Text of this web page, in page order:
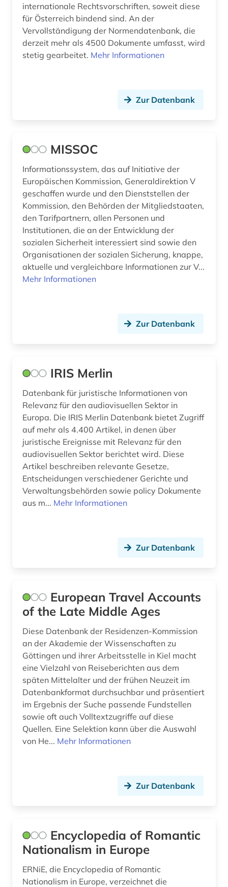
romantik (1)
rundfunk (1)
serbien (1)
soziale sicherheit (1)
soziale situation (1)
sozialgeschichte 1918-1982 (1)
sozialwesen (1)
sozialwissenschaften (1)
spinnen (1)
sprachwissenschaft (1)
statistik (6)
statistiken (1)
steuerrecht (3)
stipendien (1)
studium (1)
tanz (1)
theater (1)
theatergeschichte (1)
theologie (1)
thesaurus (2)
topographische karte (1)
tradition (1)
transferprozess (1)
transport (1)
türkei (2)
umweltrecht (1)
unternehmensstruktur (1)
internationale Rechtsvorschriften, soweit diese
für Österreich bindend sind. An der
Vervollständigung der Normendatenbank, die
derzeit mehr als 4500 Dokumente umfasst, wird
stetig gearbeitet. Mehr Informationen
Zur Datenbank
MISSOC
Informationssystem, das auf Initiative der
Europäischen Kommission, Generaldirektion V
geschaffen wurde und den Dienststellen der
Kommission, den Behörden der Mitgliedstaaten,
den Tarifpartnern, allen Personen und
Institutionen, die an der Entwicklung der
sozialen Sicherheit interessiert sind sowie den
Organisationen der sozialen Sicherung, knappe,
aktuelle und vergleichbare Informationen zur V...
Mehr Informationen
Zur Datenbank
IRIS Merlin
Datenbank für juristische Informationen von
Relevanz für den audiovisuellen Sektor in
Europa. Die IRIS Merlin Datenbank bietet Zugriff
auf mehr als 4.400 Artikel, in denen über
juristische Ereignisse mit Relevanz für den
audiovisuellen Sektor berichtet wird. Diese
Artikel beschreiben relevante Gesetze,
Entscheidungen verschiedener Gerichte und
Verwaltungsbehörden sowie policy Dokumente
aus m... Mehr Informationen
Zur Datenbank
European Travel Accounts
of the Late Middle Ages
Diese Datenbank der Residenzen-Kommission
an der Akademie der Wissenschaften zu
Göttingen und ihrer Arbeitsstelle in Kiel macht
eine Vielzahl von Reiseberichten aus dem
späten Mittelalter und der frühen Neuzeit im
Datenbankformat durchsuchbar und präsentiert
im Ergebnis der Suche passende Fundstellen
sowie oft auch Volltextzugriffe auf diese
Quellen. Eine Selektion kann über die Auswahl
von He... Mehr Informationen
Zur Datenbank
Encyclopedia of Romantic
Nationalism in Europe
ERNiE, die Encyclopedia of Romantic
Nationalism in Europe, verzeichnet die